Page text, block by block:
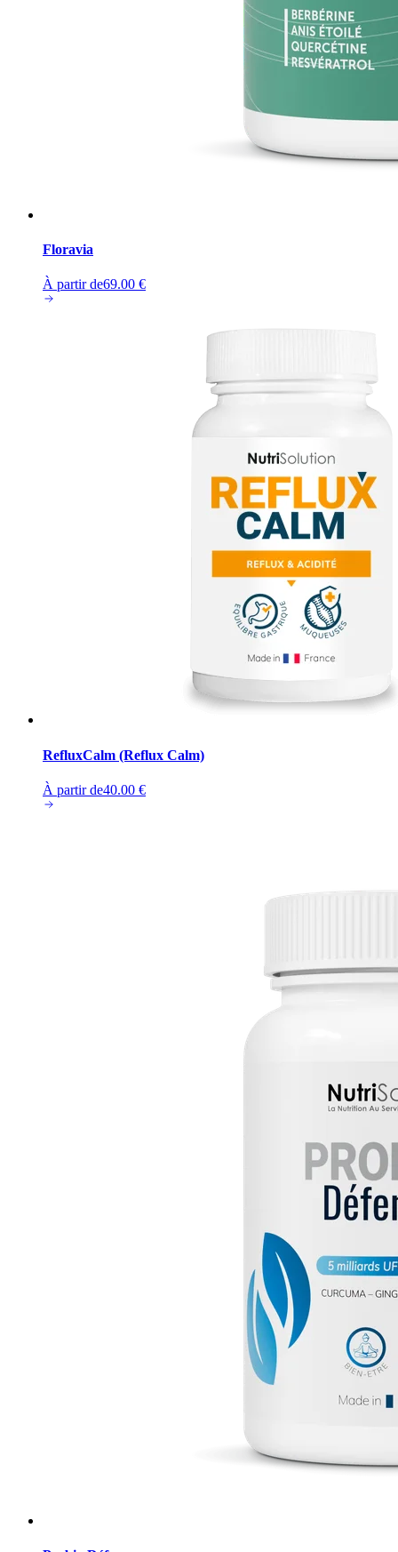
Floravia
À partir de69.00 €
RefluxCalm (Reflux Calm)
À partir de40.00 €